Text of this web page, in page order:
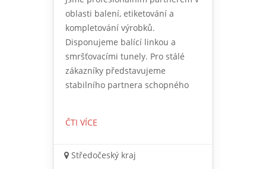
oblasti balení, etiketování a
kompletování výrobků.
Disponujeme balící linkou a
smršťovacími tunely. Pro stálé
zákazníky představujeme
stabilního partnera schopného
ČTI VÍCE
Středočeský kraj